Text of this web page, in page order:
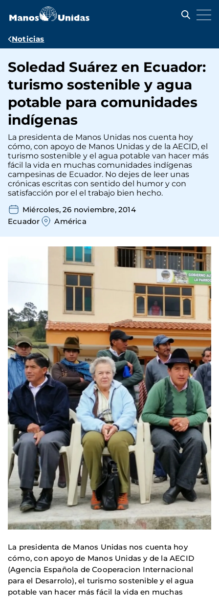
contenido
Ruta
navegación
Noticias
Soledad Suárez en Ecuador:
turismo sostenible y agua
potable para comunidades
indígenas
La presidenta de Manos Unidas nos cuenta hoy
cómo, con apoyo de Manos Unidas y de la AECID, el
turismo sostenible y el agua potable van hacer más
fácil la vida en muchas comunidades indígenas
campesinas de Ecuador. No dejes de leer unas
crónicas escritas con sentido del humor y con
satisfacción por el el trabajo bien hecho.
Miércoles, 26 noviembre, 2014
Ecuador
América
La presidenta de Manos Unidas nos cuenta hoy
cómo, con apoyo de Manos Unidas y de la AECID
(Agencia Española de Cooperacion Internacional
para el Desarrolo), el turismo sostenible y el agua
potable van hacer más fácil la vida en muchas